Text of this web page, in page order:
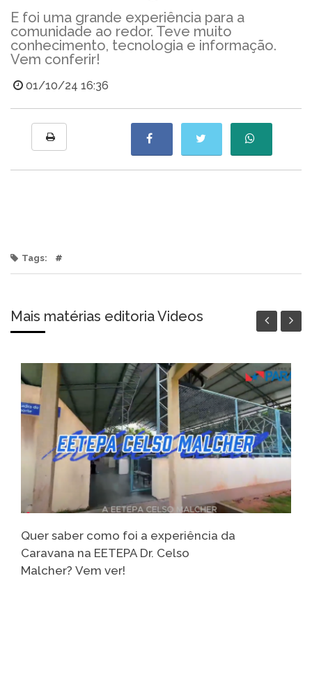
E foi uma grande experiência para a
comunidade ao redor. Teve muito
conhecimento, tecnologia e informação.
Vem conferir!
01/10/24 16:36
Tags: #
Mais matérias editoria Videos
Quer saber como foi a experiência da
Caravana na EETEPA Dr. Celso
Malcher? Vem ver!